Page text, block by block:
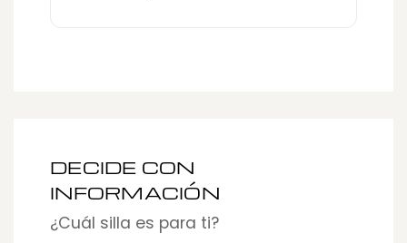
DECIDE CON
INFORMACIÓN
¿Cuál silla es para ti?